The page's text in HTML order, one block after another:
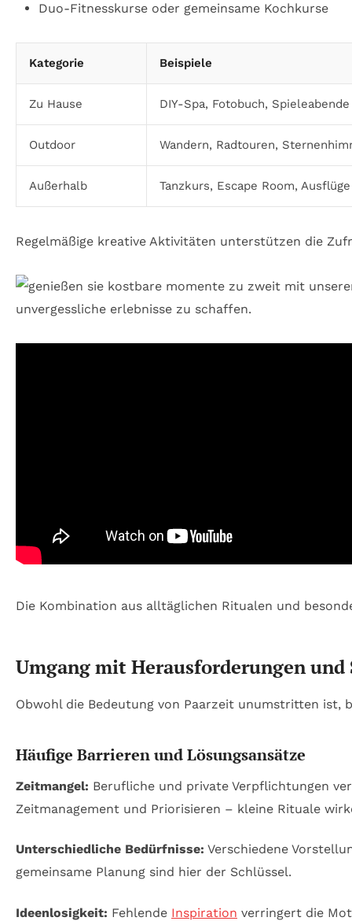
Duo-Fitnesskurse oder gemeinsame Kochkurse
Kategorie Beispiele
Zu Hause DIY-Spa, Fotobuch, Spieleabende
Outdoor Wandern, Radtouren,
Außerhalb Tanzkurs, Escape Room, Ausflüge
Regelmäßige kreative Aktivitäten unterstützen die
Die Kombination aus alltäglichen Ritualen und
Umgang mit Herausforderungen
Obwohl die Bedeutung von Paarzeit unumstritten ist,
Häufige Barrieren und Lösungsansätze
Zeitmangel: Berufliche und private Verpflichtungen
Zeitmanagement und Priorisieren – kleine Rituale
Unterschiedliche Bedürfnisse: Verschiedene
gemeinsame Planung sind hier der Schlüssel.
Ideenlosigkeit: Fehlende Inspiration verringert die